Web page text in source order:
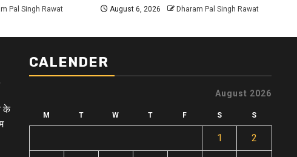
Pal Singh Rawat August 6, 2026 Dharam Pal Singh Rawat
के
CALENDER
August 2026
M T W T F S S
1 2